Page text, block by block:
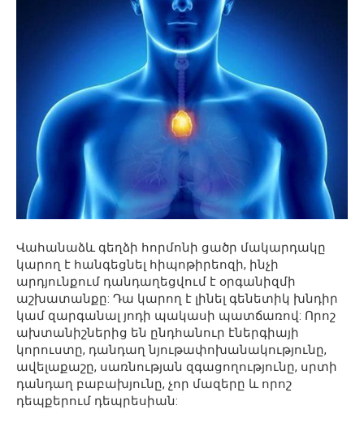
Վահանաձև գեղձի հորմոնի ցածր մակարդակը
կարող է հանգեցնել հիպոթիրեոզի, ինչի
արդյունքում դանդաղեցվում է օրգանիզմի
աշխատանքը: Դա կարող է լինել գենետիկ խնդիր
կամ զարգանալ յոդի պակասի պատճառով: Որոշ
ախտանիշներից են ընդհանուր էներգիայի
կորուստը, դանդաղ նյութափոխանակությունը,
ավելաքաշը, սառնության զգացողությունը, սրտի
դանդաղ բաբախյունը, չոր մազերը և որոշ
դեպքերում դեպրեսիան: